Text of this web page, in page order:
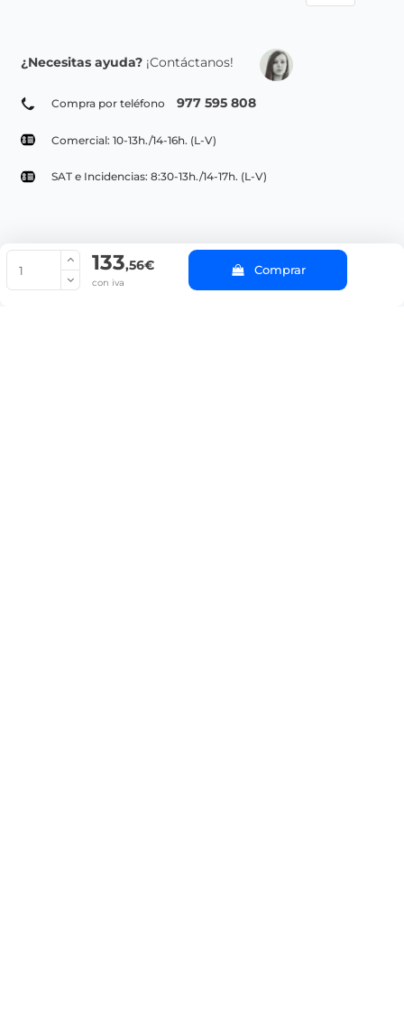
133,56€
con iva
Comprar
¿Necesitas ayuda? ¡Contáctanos!
Compra por teléfono 977 595 808
Comercial: 10-13h./14-16h. (L-V)
SAT e Incidencias: 8:30-13h./14-17h. (L-V)
© Copyright 2022 PepeBar.com |
Aviso legal y
Condiciones generales de compra |